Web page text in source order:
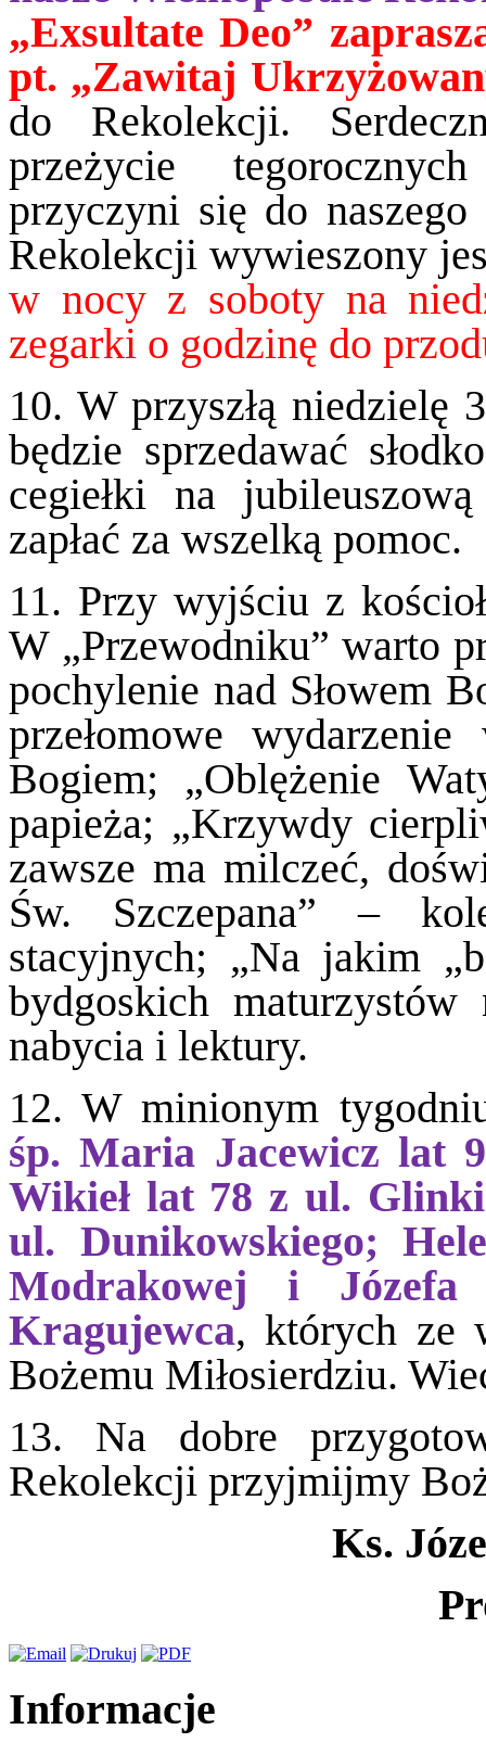
„Exsultate Deo”
pt. „Zawitaj
do Rekolekcji.
przeżycie
przyczyni się do naszego
Rekolekcji wywieszony
w nocy z soboty na
zegarki o godzinę do
10. W przyszłą niedzielę
będzie sprzedawać
cegiełki na
zapłać za wszelką pomoc.
11. Przy wyjściu z
W „Przewodniku” warto
pochylenie nad Słowem
przełomowe
Bogiem; „Oblężenie
papieża; „Krzywdy
zawsze ma milczeć,
Św. Szczepana” –
stacyjnych; „Na jakim
bydgoskich
nabycia i lektury.
12. W minionym
śp. Maria Jacewicz lat
Wikieł lat 78 z ul.
ul. Dunikowskiego;
Modrakowej i
Kragujewca, których ze
Bożemu Miłosierdziu.
13. Na dobre
Rekolekcji przyjmijmy
Ks.
Informacje